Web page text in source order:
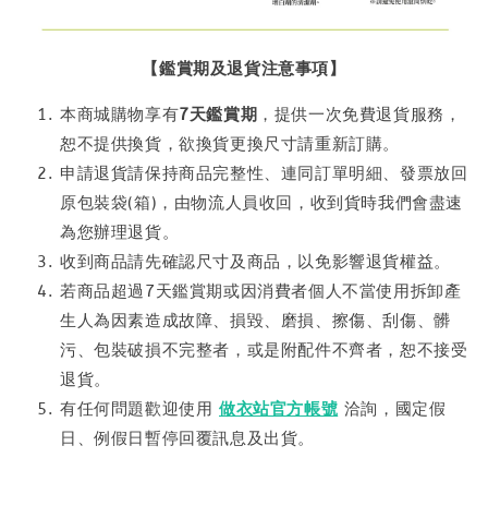
【鑑賞期及退貨注意事項】
本商城購物享有7天鑑賞期 ，提供一次免費退貨服務，
恕不提供換貨，欲換貨更換尺寸請重新訂購。
申請退貨請保持商品完整性、連同訂單明細、發票放回
原包裝袋(箱)，由物流人員收回，收到貨時我們會盡速
為您辦理退貨。
收到商品請先確認尺寸及商品，以免影響退貨權益。
若商品超過7天鑑賞期或因消費者個人不當使用拆卸產
生人為因素造成故障、損毀、磨損、擦傷、刮傷、髒
污、包裝破損不完整者，或是附配件不齊者，恕不接受
退貨。
有任何問題歡迎使用 做衣站官方帳號 洽詢，國定假
日、例假日暫停回覆訊息及出貨。